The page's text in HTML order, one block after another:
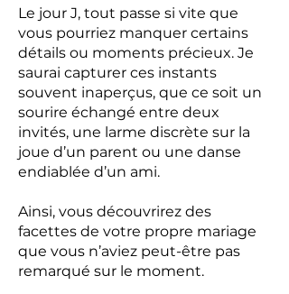
Le jour J, tout passe si vite que
vous pourriez manquer certains
détails ou moments précieux. Je
saurai capturer ces instants
souvent inaperçus, que ce soit un
sourire échangé entre deux
invités, une larme discrète sur la
joue d’un parent ou une danse
endiablée d’un ami.
Ainsi, vous découvrirez des
facettes de votre propre mariage
que vous n’aviez peut-être pas
remarqué sur le moment.